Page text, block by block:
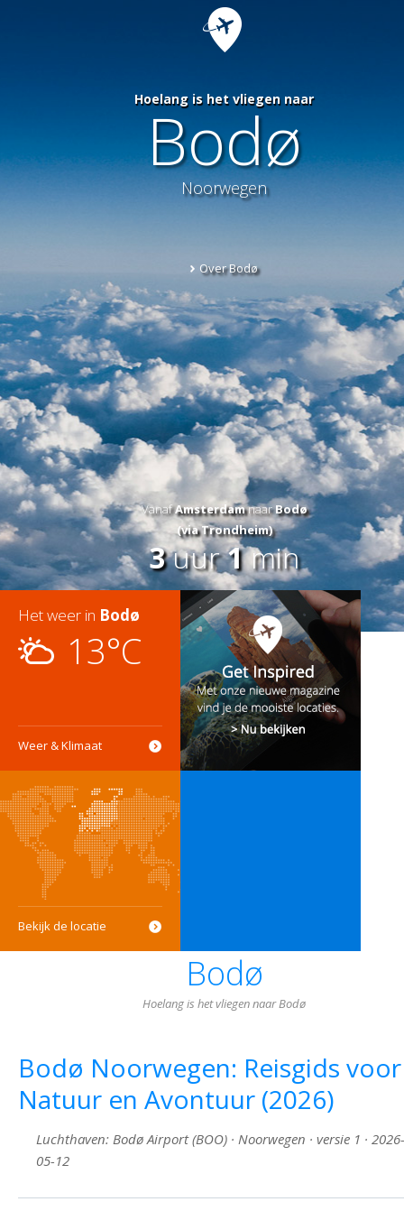
Hoelang is het vliegen naar
Bodø
Noorwegen
Over Bodø
VanafAmsterdamnaarBodø
(via Trondheim)
3uur1min
Het weer in Bodø
13°C
Weer & Klimaat
Bekijk de locatie
Bodø
Hoelang is het vliegen naar Bodø
Bodø Noorwegen: Reisgids voor
Natuur en Avontuur (2026)
Luchthaven: Bodø Airport (BOO) · Noorwegen · versie 1 · 2026-
05-12